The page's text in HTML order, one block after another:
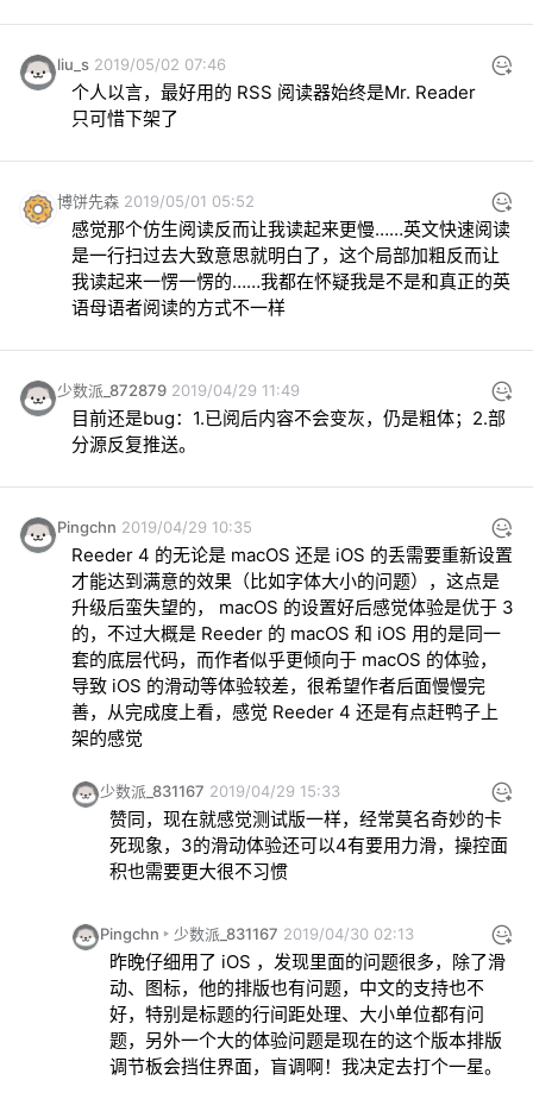
liu_s 2019/05/02 07:46
个人以言，最好用的 RSS 阅读器始终是Mr. Reader
只可惜下架了
博饼先森 2019/05/01 05:52
感觉那个仿生阅读反而让我读起来更慢……英文快速阅读
是一行扫过去大致意思就明白了，这个局部加粗反而让
我读起来一愣一愣的……我都在怀疑我是不是和真正的英
语母语者阅读的方式不一样
少数派_872879 2019/04/29 11:49
目前还是bug：1.已阅后内容不会变灰，仍是粗体；2.部
分源反复推送。
Pingchn 2019/04/29 10:35
Reeder 4 的无论是 macOS 还是 iOS 的丢需要重新设置
才能达到满意的效果（比如字体大小的问题），这点是
升级后蛮失望的， macOS 的设置好后感觉体验是优于 3
的，不过大概是 Reeder 的 macOS 和 iOS 用的是同一
套的底层代码，而作者似乎更倾向于 macOS 的体验，
导致 iOS 的滑动等体验较差，很希望作者后面慢慢完
善，从完成度上看，感觉 Reeder 4 还是有点赶鸭子上
架的感觉
少数派_831167 2019/04/29 15:33
赞同，现在就感觉测试版一样，经常莫名奇妙的卡
死现象，3的滑动体验还可以4有要用力滑，操控面
积也需要更大很不习惯
Pingchn 少数派_831167 2019/04/30 02:13
昨晚仔细用了 iOS ，发现里面的问题很多，除了滑
动、图标，他的排版也有问题，中文的支持也不
好，特别是标题的行间距处理、大小单位都有问
题，另外一个大的体验问题是现在的这个版本排版
调节板会挡住界面，盲调啊！我决定去打个一星。